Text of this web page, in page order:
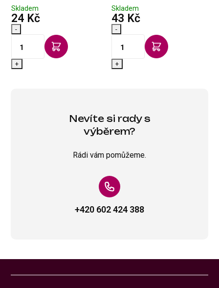
Skladem
24 Kčs DPH
-
+
Skladem
43 Kčs DPH
-
+
Nevíte si rady s
výběrem?
Rádi vám pomůžeme.
+420 602 424 388